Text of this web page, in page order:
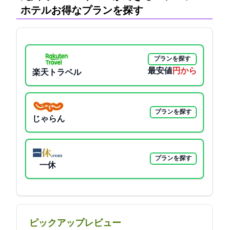
ホテル:お得なプランを探す
楽天トラベル
プランを探す
最安値13169円から
じゃらん
プランを探す
一休
プランを探す
ピックアップレビュー